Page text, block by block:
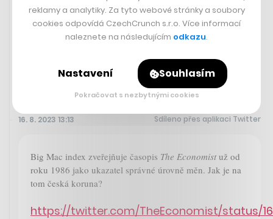
sůl, pepř a kouřové aroma, které mu dodává typickou
chuť a vůni párku.
16. 8. 2023 13:13 Sdíleno přes aplikaci Twitter
Big Mac index zveřejňuje časopis The Economist už od
roku 1986 jako ukazatel správné úrovně měn. Jak je na
tom česká koruna?
https://twitter.com/TheEconomist/status/
reklamy a analytiky. Za tyto webové stránky a soubory
cookies odpovídá CzechCrunch s.r.o. Více informací
naleznete na následujícím odkazu.
Nastavení Souhlasím
Pokračovat s nezbytnými cookies